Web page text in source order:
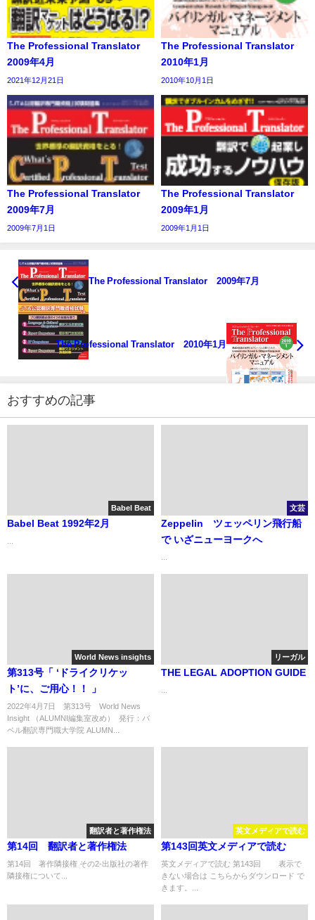
The Professional Translator
2009年4月
2021年12月21日
The Professional Translator
2010年1月
2010年10月1日
The Professional Translator
2009年7月
2009年7月1日
The Professional Translator
2009年1月
2009年1月1日
The Professional Translator 2009年7月
The Professional Translator 2010年1月
おすすめの記事
Babel Beat
Babel Beat 1992年2月
文芸
Zeppelin ツェッペリン⾶⾏船
で いざニューヨークへ
World News insights
第313号「 ‘ドライクリケッ
ト’に、ご用心！！ 」
2022年4月7日 第313号 World News
Insight （ALUMNI編集室改め） 発行：バ
ベル翻訳専門職大学院 ALUMN...
リーガル
THE LEGAL ADOPTION GUIDE
翻訳者と著作権法
第14回 翻訳者と著作権法
第14回 著作隣接権 その2-出版社の著作
隣接権について...
英文メディアで読む
第143回英文メディアで読む
英文メディアで読む 第143回 表示で
きない場合は こちらからダウンロード で
きます。...